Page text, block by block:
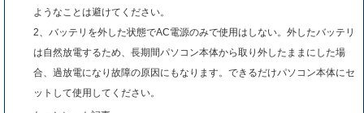
ようなことは避けてください。
2、バッテリを外した状態でAC電源のみで使用はしない。外したバッテリ
は自然放電するため、長期間パソコン本体から取り外したままにした場
合、過放電になり故障の原因にもなります。できるだけパソコン本体にセ
ットして使用してください。